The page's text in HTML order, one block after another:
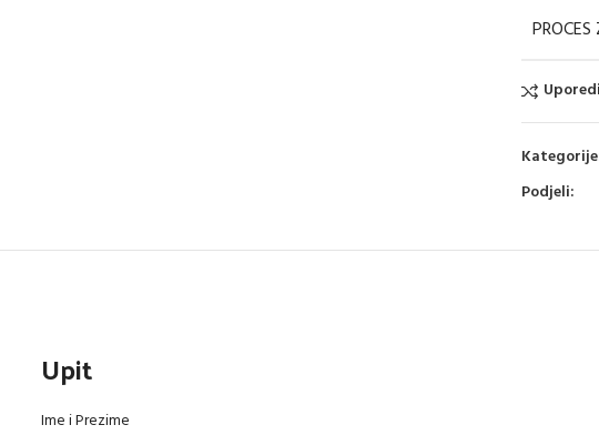
Uporedi
Podjeli:
Upit
Ime i Prezime